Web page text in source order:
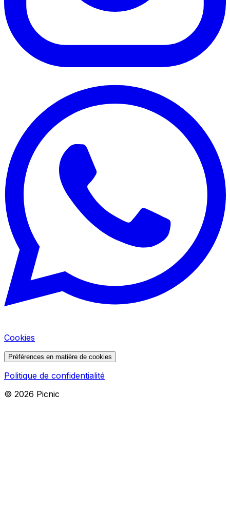
Cookies
Préférences en matière de cookies
Politique de confidentialité
© 2026 Picnic